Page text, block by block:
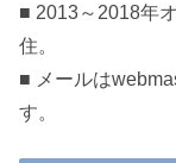
■ 2013～2018年
住。
■ メールは
す。